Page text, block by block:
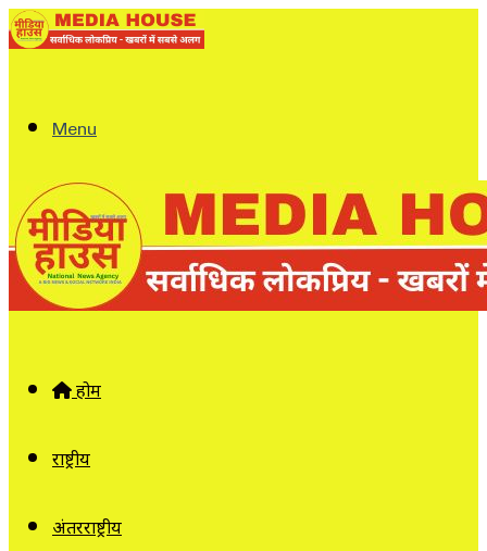
Menu
होम
राष्ट्रीय
अंतरराष्ट्रीय